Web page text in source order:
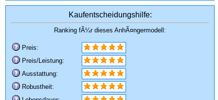
Kaufentscheidungshilfe:
Ranking fÃ¼r dieses AnhÃ¤ngermodell:
Preis:
Preis/Leistung:
Ausstattung:
Robustheit: